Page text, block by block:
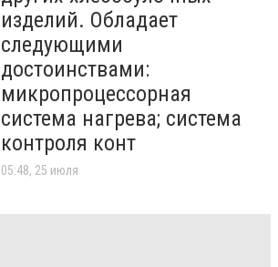
изделий. Обладает
следующими
достоинствами:
микропроцессорная
система нагрева; система
контроля конт
05:48, 25 июля